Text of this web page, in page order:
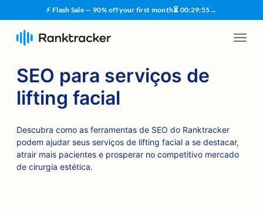
⚡ Flash Sale — 90% off your first month⏳ 00:29:54→
SEO para serviços de
lifting facial
Descubra como as ferramentas de SEO do Ranktracker
podem ajudar seus serviços de lifting facial a se destacar,
atrair mais pacientes e prosperar no competitivo mercado
de cirurgia estética.